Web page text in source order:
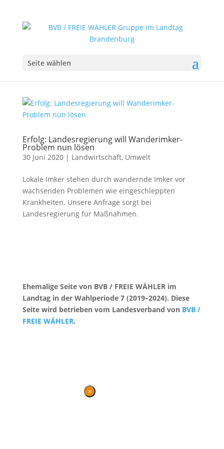
Seite wählen
Erfolg: Landesregierung will Wanderimker-
Problem nun lösen
30 Juni 2020| Landwirtschaft, Umwelt
Lokale Imker stehen durch wandernde Imker vor
wachsenden Problemen wie eingeschleppten
Krankheiten. Unsere Anfrage sorgt bei
Landesregierung für Maßnahmen.
Ehemalige Seite von BVB / FREIE WÄHLER im
Landtag in der Wahlperiode 7 (2019–2024). Diese
Seite wird betrieben vom Landesverband von BVB /
FREIE WÄHLER.
×